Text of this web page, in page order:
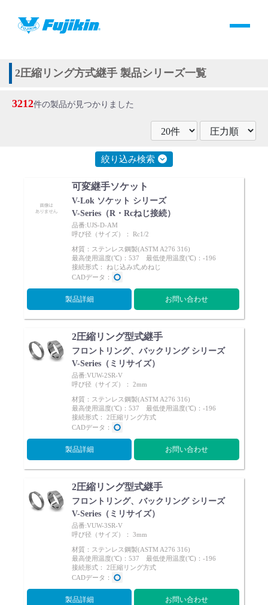
製品情報
バルブ・継手・システムを探す
サポート
よくあるご質問(FAQ)・用語集
Cv値・流量計算ツール
バルブと継手のきほん
説明会・講習会
会社情報
Corporate Blog
2圧縮リング方式継手 製品シリーズ一覧
3212件の製品が見つかりました
絞り込み検索
可変継手ソケット
V-Lok ソケット シリーズ
V-Series（R・Rcねじ接続）
品番:UJS-D-AM
呼び径（サイズ）： Rc1/2
材質：ステンレス鋼製(ASTM A276 316)
最高使用温度(℃)：537 最低使用温度(℃)：-196
接続形式： ねじ込み式,めねじ
CADデータ：
製品詳細 お問い合わせ
2圧縮リング型式継手
フロントリング、バックリング シリーズ
V-Series（ミリサイズ）
品番:VUW-2SR-V
呼び径（サイズ）： 2mm
材質：ステンレス鋼製(ASTM A276 316)
最高使用温度(℃)：537 最低使用温度(℃)：-196
接続形式： 2圧縮リング方式
CADデータ：
製品詳細 お問い合わせ
2圧縮リング型式継手
フロントリング、バックリング シリーズ
V-Series（ミリサイズ）
品番:VUW-3SR-V
呼び径（サイズ）： 3mm
材質：ステンレス鋼製(ASTM A276 316)
最高使用温度(℃)：537 最低使用温度(℃)：-196
接続形式： 2圧縮リング方式
CADデータ：
製品詳細 お問い合わせ